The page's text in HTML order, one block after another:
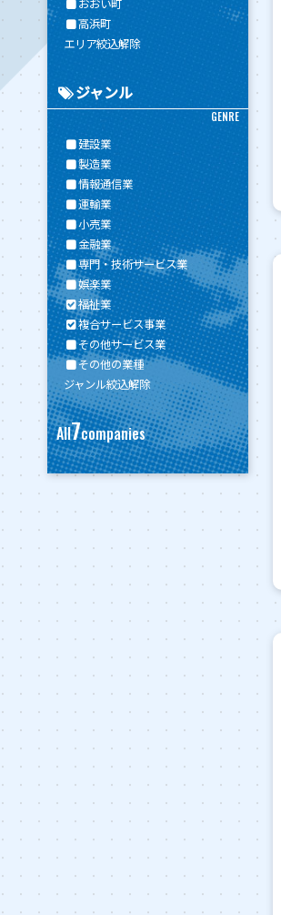
おおい町
高浜町
エリア絞込解除
ジャンル
GENRE
建設業
製造業
情報通信業
運輸業
小売業
金融業
専門・技術サービス業
娯楽業
福祉業
複合サービス事業
その他サービス業
その他の業種
ジャンル絞込解除
All7companies